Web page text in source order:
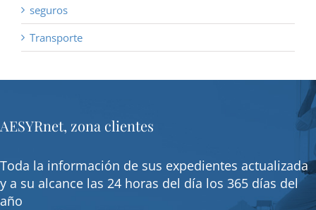
seguros
Transporte
AESYRnet, zona clientes
Toda la información de sus expedientes actualizada
y a su alcance las 24 horas del día los 365 días del
año